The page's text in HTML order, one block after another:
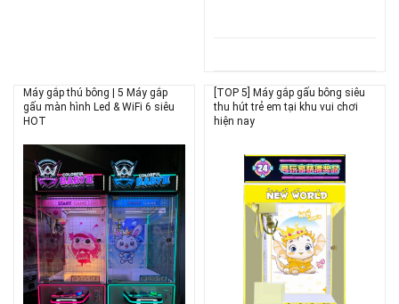
Máy gắp thú bông | 5 Máy gắp
gấu màn hình Led & WiFi 6 siêu
HOT
[TOP 5] Máy gắp gấu bông siêu
thu hút trẻ em tại khu vui chơi
hiện nay